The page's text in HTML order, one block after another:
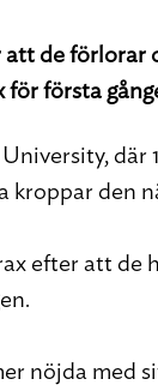
de förlorar
första
University,
kroppar den
efter att de
nöjda med